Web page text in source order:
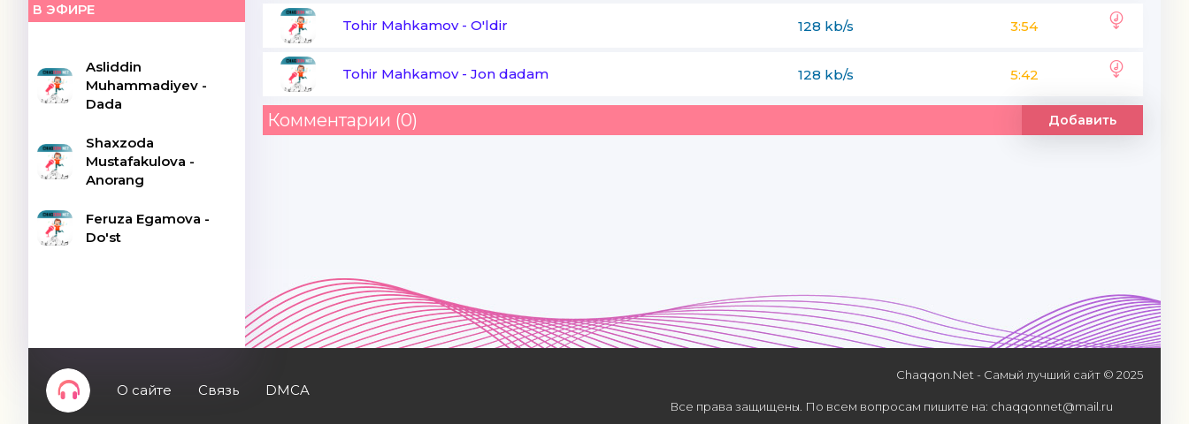
В ЭФИРЕ
Asliddin
Muhammadiyev -
Dada
Shaxzoda
Mustafakulova -
Anorang
Feruza Egamova -
Do'st
Tohir Mahkamov- O'ldir 128 kb/s 3:54
Tohir Mahkamov- Jon dadam 128 kb/s 5:42
Комментарии (0) Добавить
О сайте Связь DMCA
Chaqqon.Net - Самый лучший сайт © 2025
Все права защищены. По всем вопросам пишите на: chaqqonnet@mail.ru